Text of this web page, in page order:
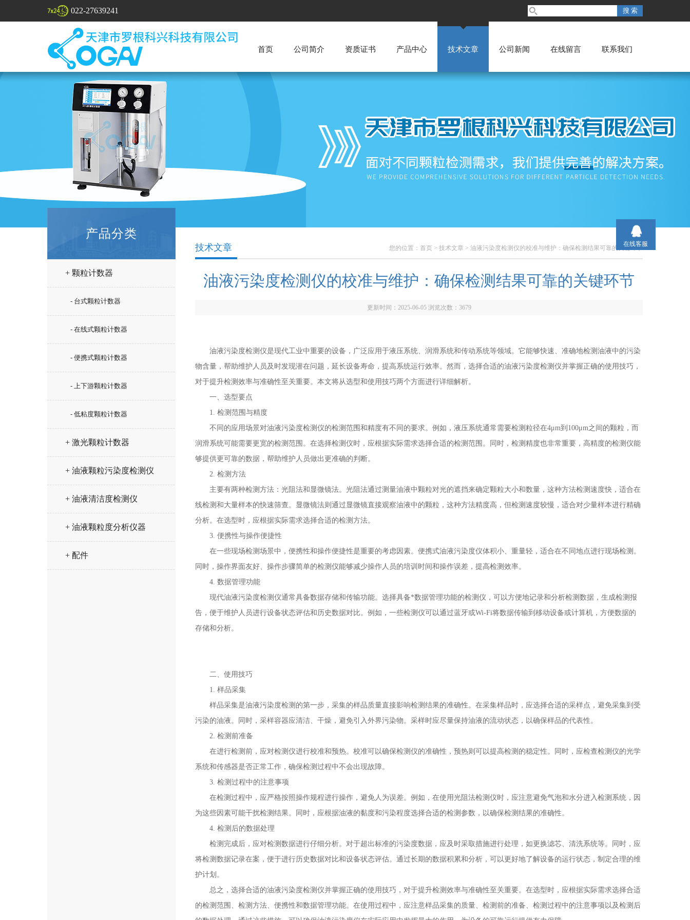
022-27639241
首页 公司简介 资质证书 产品中心 技术文章 公司新闻 在线留言 联系我们
产品分类
+ 颗粒计数器
- 台式颗粒计数器
- 在线式颗粒计数器
- 便携式颗粒计数器
- 上下游颗粒计数器
- 低粘度颗粒计数器
+ 激光颗粒计数器
+ 油液颗粒污染度检测仪
+ 油液清洁度检测仪
+ 油液颗粒度分析仪器
+ 配件
您的位置： 首页 > 技术文章 > 油液污染度检测仪的校准与维护：确保检测结果可靠的关键环节
技术文章
油液污染度检测仪的校准与维护：确保检测结果可靠的关键环节
更新时间：2025-06-05 浏览次数： 3679
油液污染度检测仪是现代工业中重要的设备，广泛应用于液压系统、润滑系统和传动系统等领域。它能够快速、准确地检测油液中的污染
物含量，帮助维护人员及时发现潜在问题，延长设备寿命，提高系统运行效率。然而，选择合适的油液污染度检测仪并掌握正确的使用技巧，
对于提升检测效率与准确性至关重要。本文将从选型和使用技巧两个方面进行详细解析。
一、选型要点
1. 检测范围与精度
不同的应用场景对油液污染度检测仪的检测范围和精度有不同的要求。例如，液压系统通常需要检测粒径在4μm到100μm之间的颗粒，而
润滑系统可能需要更宽的检测范围。在选择检测仪时，应根据实际需求选择合适的检测范围。同时，检测精度也非常重要，高精度的检测仪能
够提供更可靠的数据，帮助维护人员做出更准确的判断。
2. 检测方法
主要有两种检测方法：光阻法和显微镜法。光阻法通过测量油液中颗粒对光的遮挡来确定颗粒大小和数量，这种方法检测速度快，适合在
线检测和大量样本的快速筛查。显微镜法则通过显微镜直接观察油液中的颗粒，这种方法精度高，但检测速度较慢，适合对少量样本进行精确
分析。在选型时，应根据实际需求选择合适的检测方法。
3. 便携性与操作便捷性
在一些现场检测场景中，便携性和操作便捷性是重要的考虑因素。便携式油液污染度仪体积小、重量轻，适合在不同地点进行现场检测。
同时，操作界面友好、操作步骤简单的检测仪能够减少操作人员的培训时间和操作误差，提高检测效率。
4. 数据管理功能
现代油液污染度检测仪通常具备数据存储和传输功能。选择具备*数据管理功能的检测仪，可以方便地记录和分析检测数据，生成检测报
告，便于维护人员进行设备状态评估和历史数据对比。例如，一些检测仪可以通过蓝牙或Wi-Fi将数据传输到移动设备或计算机，方便数据的
存储和分析。
二、使用技巧
1. 样品采集
样品采集是油液污染度检测的第一步，采集的样品质量直接影响检测结果的准确性。在采集样品时，应选择合适的采样点，避免采集到受
污染的油液。同时，采样容器应清洁、干燥，避免引入外界污染物。采样时应尽量保持油液的流动状态，以确保样品的代表性。
2. 检测前准备
在进行检测前，应对检测仪进行校准和预热。校准可以确保检测仪的准确性，预热则可以提高检测的稳定性。同时，应检查检测仪的光学
系统和传感器是否正常工作，确保检测过程中不会出现故障。
3. 检测过程中的注意事项
在检测过程中，应严格按照操作规程进行操作，避免人为误差。例如，在使用光阻法检测仪时，应注意避免气泡和水分进入检测系统，因
为这些因素可能干扰检测结果。同时，应根据油液的黏度和污染程度选择合适的检测参数，以确保检测结果的准确性。
4. 检测后的数据处理
检测完成后，应对检测数据进行仔细分析。对于超出标准的污染度数据，应及时采取措施进行处理，如更换滤芯、清洗系统等。同时，应
将检测数据记录在案，便于进行历史数据对比和设备状态评估。通过长期的数据积累和分析，可以更好地了解设备的运行状态，制定合理的维
护计划。
总之，选择合适的油液污染度检测仪并掌握正确的使用技巧，对于提升检测效率与准确性至关重要。在选型时，应根据实际需求选择合适
的检测范围、检测方法、便携性和数据管理功能。在使用过程中，应注意样品采集的质量、检测前的准备、检测过程中的注意事项以及检测后
在线客服